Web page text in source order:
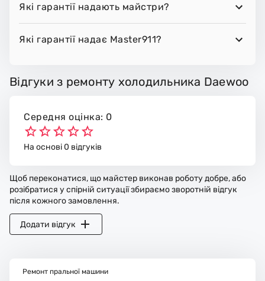
Які гарантії надають майстри?
Які гарантії надає Master911?
Відгуки з ремонту холодильника Daewoo
Середня оцінка: 0
На основі 0 відгуків
Щоб переконатися, що майстер виконав роботу добре, або
розібратися у спірній ситуації збираємо зворотній відгук
після кожного замовлення.
Додати відгук
Ремонт пральної машини